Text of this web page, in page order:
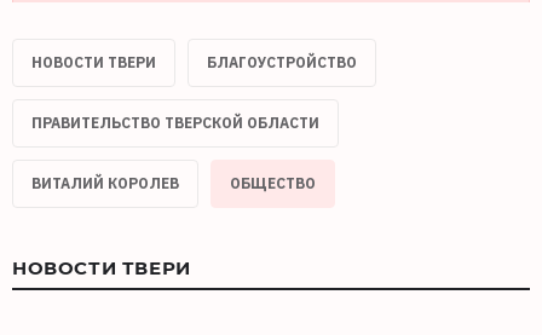
НОВОСТИ ТВЕРИ БЛАГОУСТРОЙСТВО
ПРАВИТЕЛЬСТВО ТВЕРСКОЙ ОБЛАСТИ
ВИТАЛИЙ КОРОЛЕВ ОБЩЕСТВО
НОВОСТИ ТВЕРИ